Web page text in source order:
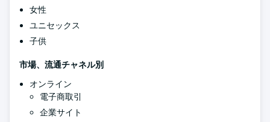
女性
ユニセックス
子供
市場、流通チャネル別
オンライン
電子商取引
企業サイト